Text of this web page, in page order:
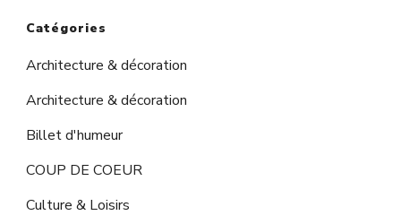
Catégories
Architecture & décoration
Architecture & décoration
Billet d'humeur
COUP DE COEUR
Culture & Loisirs